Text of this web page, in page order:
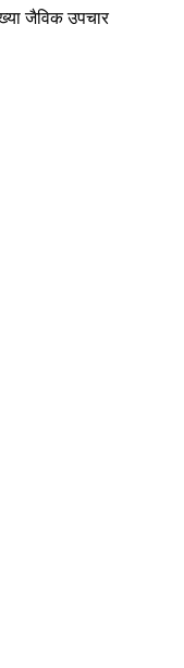
जैविक उपचार